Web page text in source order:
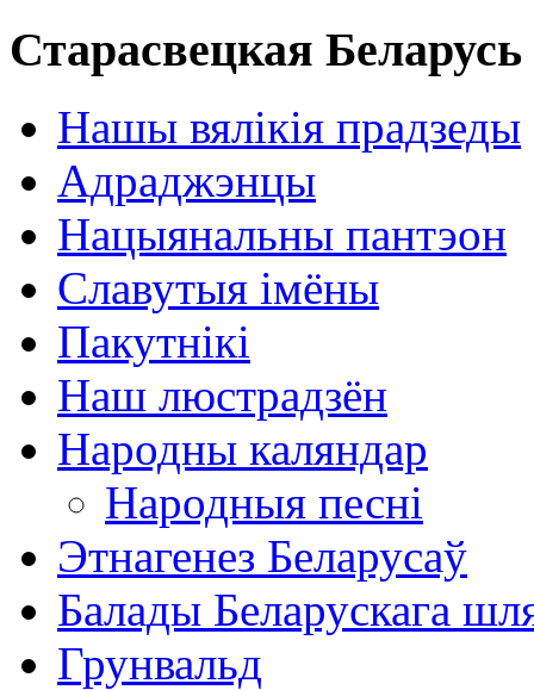
Старасвецкая Беларусь
Нашы вялікія прадзеды
Адраджэнцы
Нацыянальны пантэон
Славутыя імёны
Пакутнікі
Наш люстрадзён
Народны каляндар
Народныя песні
Этнагенез Беларусаў
Балады Беларускага
Грунвальд